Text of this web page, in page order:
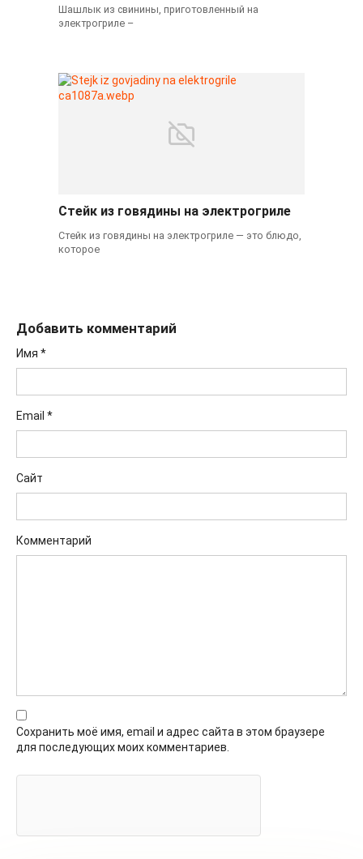
Шашлык из свинины, приготовленный на
электрогриле –
Стейк из говядины на электрогриле
Стейк из говядины на электрогриле — это блюдо,
которое
Добавить комментарий
Имя *
Email *
Сайт
Комментарий
Сохранить моё имя, email и адрес сайта в этом браузере
для последующих моих комментариев.